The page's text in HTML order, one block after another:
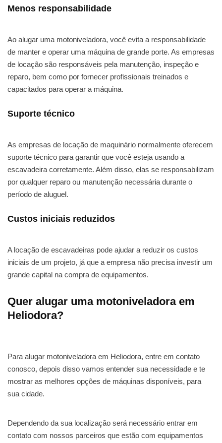
Menos responsabilidade
Ao alugar uma motoniveladora, você evita a responsabilidade
de manter e operar uma máquina de grande porte. As empresas
de locação são responsáveis pela manutenção, inspeção e
reparo, bem como por fornecer profissionais treinados e
capacitados para operar a máquina.
Suporte técnico
As empresas de locação de maquinário normalmente oferecem
suporte técnico para garantir que você esteja usando a
escavadeira corretamente. Além disso, elas se responsabilizam
por qualquer reparo ou manutenção necessária durante o
período de aluguel.
Custos iniciais reduzidos
A locação de escavadeiras pode ajudar a reduzir os custos
iniciais de um projeto, já que a empresa não precisa investir um
grande capital na compra de equipamentos.
Quer alugar uma motoniveladora em
Heliodora?
Para alugar motoniveladora em Heliodora, entre em contato
conosco, depois disso vamos entender sua necessidade e te
mostrar as melhores opções de máquinas disponíveis, para
sua cidade.
Dependendo da sua localização será necessário entrar em
contato com nossos parceiros que estão com equipamentos